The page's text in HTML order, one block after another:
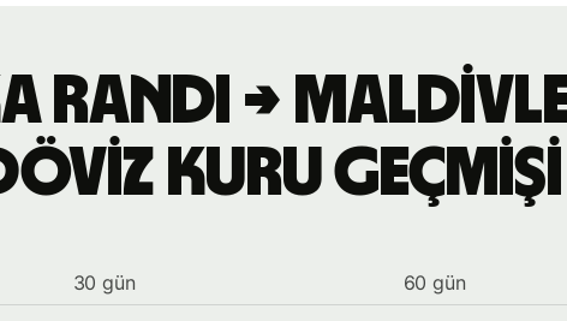
randı →
kuru geçmişi
30 gün 60 gün